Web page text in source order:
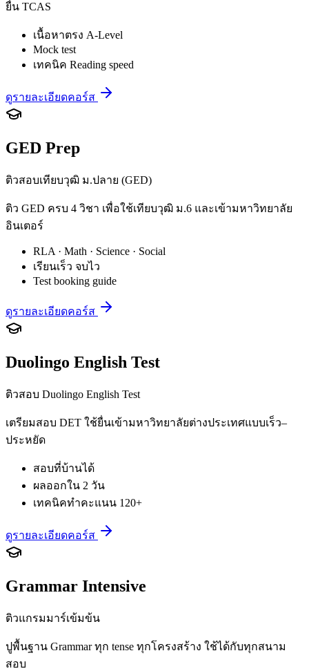
ยื่น TCAS
เนื้อหาตรง A-Level
Mock test
เทคนิค Reading speed
ดูรายละเอียดคอร์ส
GED Prep
ติวสอบเทียบวุฒิ ม.ปลาย (GED)
ติว GED ครบ 4 วิชา เพื่อใช้เทียบวุฒิ ม.6 และเข้ามหาวิทยาลัย
อินเตอร์
RLA · Math · Science · Social
เรียนเร็ว จบไว
Test booking guide
ดูรายละเอียดคอร์ส
Duolingo English Test
ติวสอบ Duolingo English Test
เตรียมสอบ DET ใช้ยื่นเข้ามหาวิทยาลัยต่างประเทศแบบเร็ว–
ประหยัด
สอบที่บ้านได้
ผลออกใน 2 วัน
เทคนิคทำคะแนน 120+
ดูรายละเอียดคอร์ส
Grammar Intensive
ติวแกรมมาร์เข้มข้น
ปูพื้นฐาน Grammar ทุก tense ทุกโครงสร้าง ใช้ได้กับทุกสนาม
สอบ